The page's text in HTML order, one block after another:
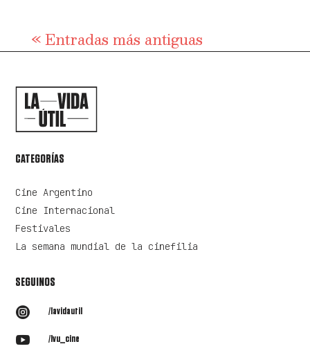
« Entradas más antiguas
CATEGORÍAS
Cine Argentino
Cine Internacional
Festivales
La semana mundial de la cinefilia
SEGUINOS
 /lavidautil
 /lvu_cine